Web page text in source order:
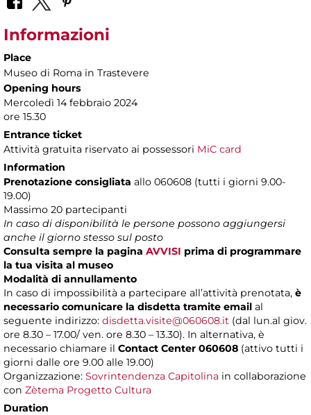
Informazioni
Place
Museo di Roma in Trastevere
Opening hours
Mercoledì 14 febbraio 2024
ore 15.30
Entrance ticket
Attività gratuita riservato ai possessori MiC card
Information
Prenotazione consigliata allo 060608 (tutti i giorni 9.00-
19.00)
Massimo 20 partecipanti
In caso di disponibilità le persone possono aggiungersi
anche il giorno stesso sul posto
Consulta sempre la pagina AVVISI prima di programmare
la tua visita al museo
Modalità di annullamento
In caso di impossibilità a partecipare all’attività prenotata, è
necessario comunicare la disdetta tramite email al
seguente indirizzo: disdetta.visite@060608.it (dal lun.al giov.
ore 8.30 – 17.00/ ven. ore 8.30 – 13.30). In alternativa, è
necessario chiamare il Contact Center 060608 (attivo tutti i
giorni dalle ore 9.00 alle 19.00)
Organizzazione: Sovrintendenza Capitolina in collaborazione
con Zètema Progetto Cultura
Duration